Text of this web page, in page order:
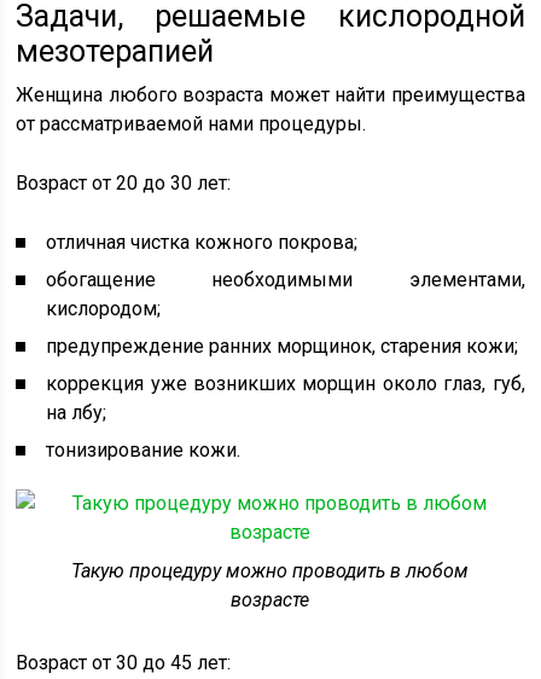
Задачи, решаемые кислородной
мезотерапией
Женщина любого возраста может найти преимущества
от рассматриваемой нами процедуры.
Возраст от 20 до 30 лет:
отличная чистка кожного покрова;
обогащение необходимыми элементами,
кислородом;
предупреждение ранних морщинок, старения кожи;
коррекция уже возникших морщин около глаз, губ,
на лбу;
тонизирование кожи.
Такую процедуру можно проводить в любом
возрасте
Возраст от 30 до 45 лет: